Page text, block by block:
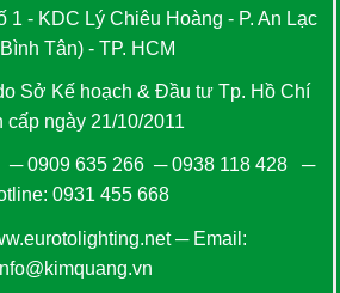
- KDC Lý Chiêu Hoàng - P. An Lạc
Tân) - TP. HCM
Sở Kế hoạch & Đầu tư Tp. Hồ Chí
cấp ngày 21/10/2011
─0909 635 266─0938 118 428─
0931 455 668
─ Email: